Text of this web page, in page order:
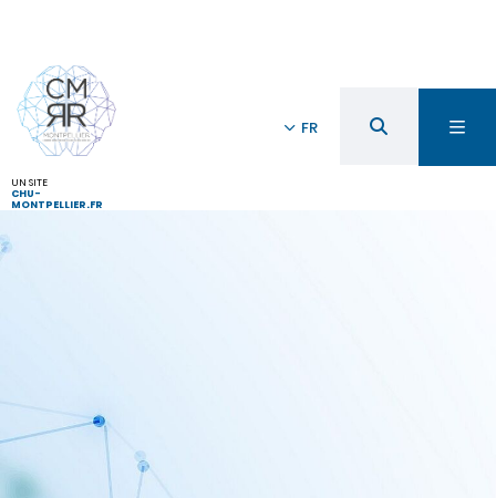
UN SITE
CHU-
MONTPELLIER.FR
FR